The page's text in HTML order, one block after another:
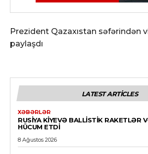
Prezident Qazaxıstan səfərindən
paylaşdı
LATEST ARTICLES
XƏBƏRLƏR
RUSIYA KIYEVƏ BALLISTIK RAKETLƏR
HÜCUM ETDI
8 Ağustos 2026